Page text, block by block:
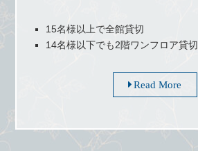
15名様以上で全館貸切
14名様以下でも2階ワンフロア貸切
Read More